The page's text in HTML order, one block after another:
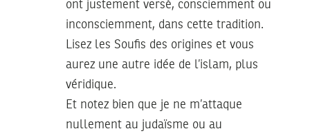
ont justement versé, consciemment ou
inconsciemment, dans cette tradition.
Lisez les Soufis des origines et vous
aurez une autre idée de l’islam, plus
véridique.
Et notez bien que je ne m’attaque
nullement au judaïsme ou au